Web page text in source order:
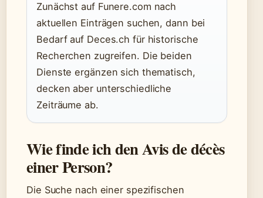
Zunächst auf Funere.com nach
aktuellen Einträgen suchen, dann bei
Bedarf auf Deces.ch für historische
Recherchen zugreifen. Die beiden
Dienste ergänzen sich thematisch,
decken aber unterschiedliche
Zeiträume ab.
Wie finde ich den Avis de décès
einer Person?
Die Suche nach einer spezifischen